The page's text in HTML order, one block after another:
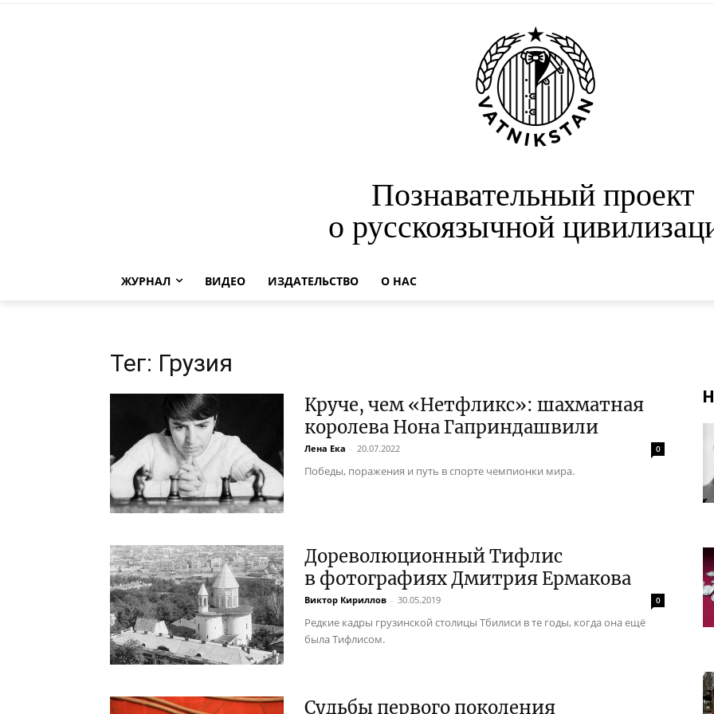
Познавательный проект
о русскоязычной
ЖУРНАЛ ВИДЕО ИЗДАТЕЛЬСТВО О НАС
Тег: Грузия
Круче, чем «Нетфликс»: шахматная
королева Нона Гаприндашвили
Лена Ека - 20.07.2022 0
Победы, поражения и путь в спорте чемпионки мира.
Дореволюционный Тифлис
в фотографиях Дмитрия Ермакова
Виктор Кириллов - 30.05.2019 0
Редкие кадры грузинской столицы Тбилиси в те годы, когда она ещё
была Тифлисом.
Судьбы первого поколения